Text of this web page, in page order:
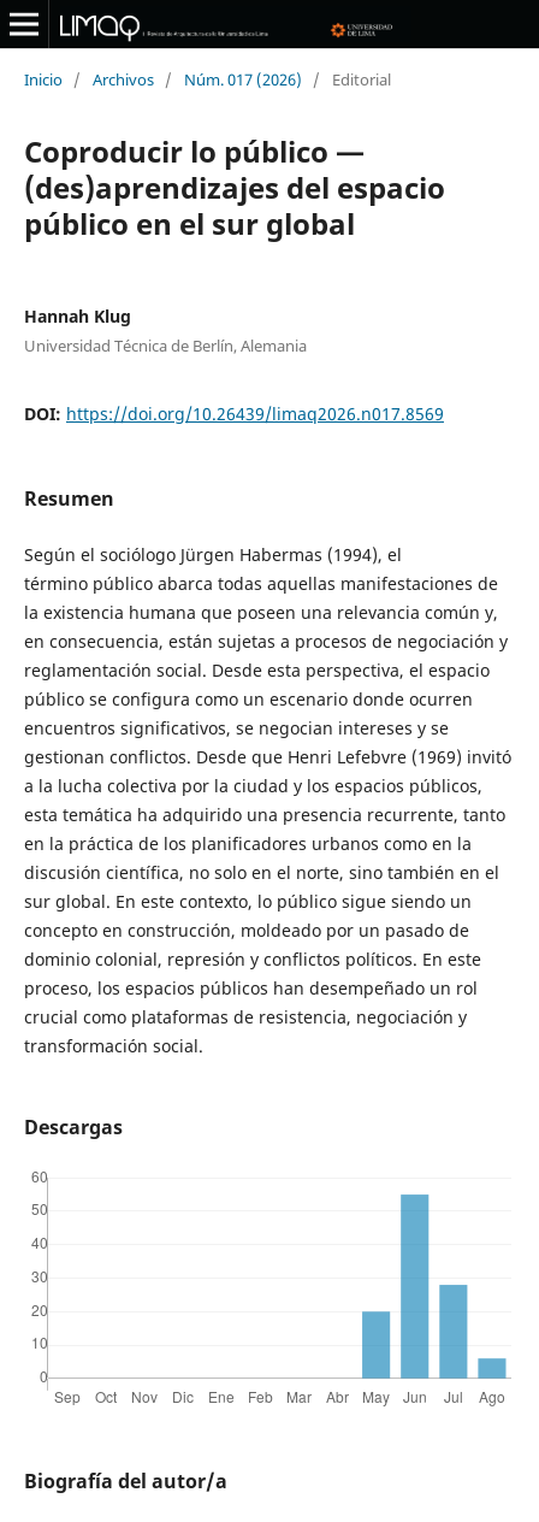
Inicio / Archivos / Núm. 017 (2026) / Editorial
Coproducir lo público —
(des)aprendizajes del espacio
público en el sur global
Hannah Klug
Universidad Técnica de Berlín, Alemania
DOI: https://doi.org/10.26439/limaq2026.n017.8569
Resumen
Según el sociólogo Jürgen Habermas (1994), el
término público abarca todas aquellas manifestaciones de
la existencia humana que poseen una relevancia común y,
en consecuencia, están sujetas a procesos de negociación y
reglamentación social. Desde esta perspectiva, el espacio
público se configura como un escenario donde ocurren
encuentros significativos, se negocian intereses y se
gestionan conflictos. Desde que Henri Lefebvre (1969) invitó
a la lucha colectiva por la ciudad y los espacios públicos,
esta temática ha adquirido una presencia recurrente, tanto
en la práctica de los planificadores urbanos como en la
discusión científica, no solo en el norte, sino también en el
sur global. En este contexto, lo público sigue siendo un
concepto en construcción, moldeado por un pasado de
dominio colonial, represión y conflictos políticos. En este
proceso, los espacios públicos han desempeñado un rol
crucial como plataformas de resistencia, negociación y
transformación social.
Descargas
Biografía del autor/a